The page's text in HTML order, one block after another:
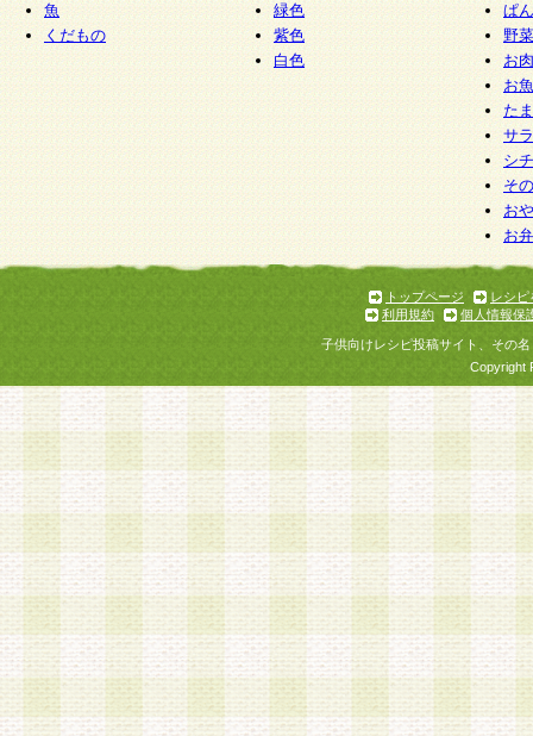
報の利用目的の通知・開示・内容の訂正・追加
停止・消去及び第三者への提供の禁止（以下、
といいます。）に応じます。
開示等に応じる窓口は以下になります。
ぱくすく食堂個人情報お客様相談窓口 paku-
m
個人情報を与えることは任意ですが、個人情報
意をいただけない場合には、当社のサービスの
お問い合わせ・ご相談への対応ができない場合
魚
くだもの
緑色
紫色
白色
ぱん
野
お
お
た
サ
シ
そ
お
お
トップページ
レシピ
利用規約
個人情報保
子供向けレシピ投稿サイト、その
Copyright